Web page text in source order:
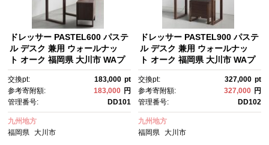
ドレッサー PASTEL600 パステ
ル デスク 兼用 ウォールナッ
ト オーク 福岡県 大川市 WAプ
交換pt: 183,000 pt
参考寄附額:
183,000 円
管理番号:
DD101
九州地方
福岡県
大川市
ドレッサー PASTEL900 パステ
ル デスク 兼用 ウォールナッ
ト オーク 福岡県 大川市 WAプ
交換pt: 327,000 pt
参考寄附額:
327,000 円
管理番号:
DD102
九州地方
福岡県 大川市